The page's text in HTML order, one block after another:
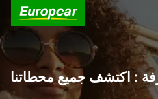
: اكتشف جميع محطاتنا